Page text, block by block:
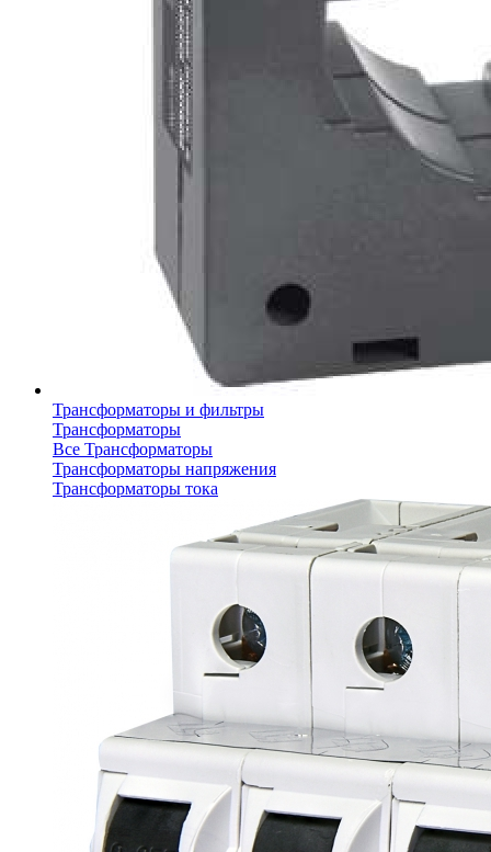
Трансформаторы и фильтры
Трансформаторы
Все Трансформаторы
Трансформаторы напряжения
Трансформаторы тока